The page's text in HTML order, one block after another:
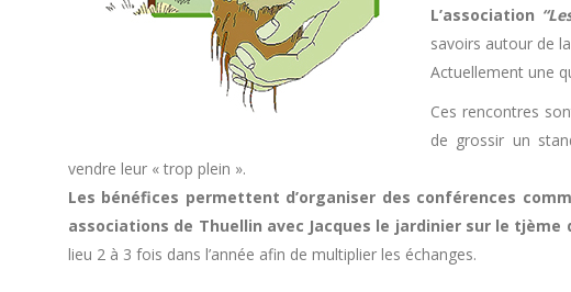
L’association
savoirs autour de
Actuellement une
Ces rencontres
de grossir un
vendre leur « trop plein ».
Les bénéfices permettent d’organiser des conférences
associations de Thuellin avec Jacques le jardinier sur le
lieu 2 à 3 fois dans l’année afin de multiplier les échanges.